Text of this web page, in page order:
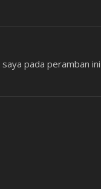
pada peramban